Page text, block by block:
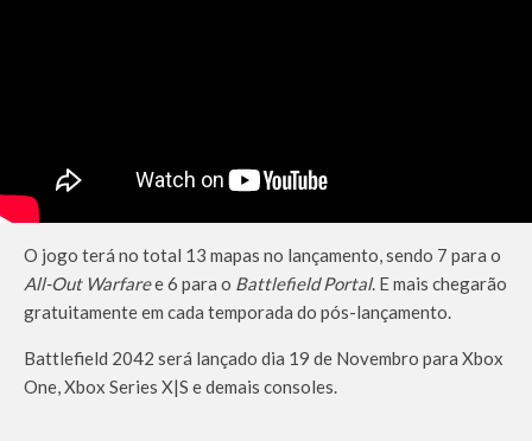
O jogo terá no total 13 mapas no lançamento, sendo 7 para o
All-Out Warfaree 6 para o Battlefield Portal. E mais chegarão
gratuitamente em cada temporada do pós-lançamento.
Battlefield 2042 será lançado dia 19 de Novembro para Xbox
One, Xbox Series X|S e demais consoles.